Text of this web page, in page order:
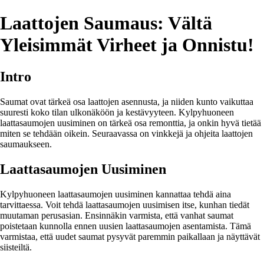
Laattojen Saumaus: Vältä
Yleisimmät Virheet ja Onnistu!
Intro
Saumat ovat tärkeä osa laattojen asennusta, ja niiden kunto vaikuttaa
suuresti koko tilan ulkonäköön ja kestävyyteen. Kylpyhuoneen
laattasaumojen uusiminen on tärkeä osa remonttia, ja onkin hyvä tietää
miten se tehdään oikein. Seuraavassa on vinkkejä ja ohjeita laattojen
saumaukseen.
Laattasaumojen Uusiminen
Kylpyhuoneen laattasaumojen uusiminen kannattaa tehdä aina
tarvittaessa. Voit tehdä laattasaumojen uusimisen itse, kunhan tiedät
muutaman perusasian. Ensinnäkin varmista, että vanhat saumat
poistetaan kunnolla ennen uusien laattasaumojen asentamista. Tämä
varmistaa, että uudet saumat pysyvät paremmin paikallaan ja näyttävät
siisteiltä.